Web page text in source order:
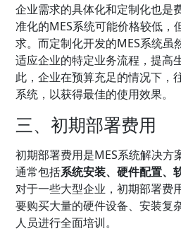
企业需求的具体化和定制化也是
准化的MES系统可能价格较低，
求。而定制化开发的MES系统虽
适应企业的特定业务流程，提高
此，企业在预算充足的情况下，
系统，以获得最佳的使用效果。
三、初期部署费用
初期部署费用是MES系统解决方
通常包括系统安装、硬件配置、
对于一些大型企业，初期部署费
要购买大量的硬件设备、安装复
人员进行全面培训。